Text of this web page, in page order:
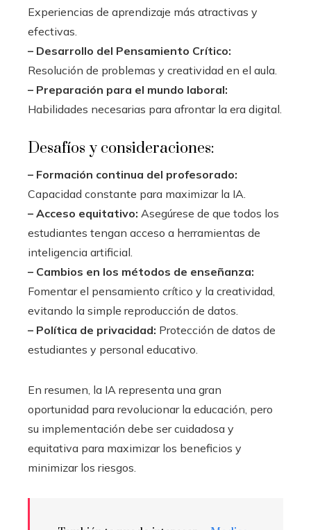
Experiencias de aprendizaje más atractivas y
efectivas.
– Desarrollo del Pensamiento Crítico:
Resolución de problemas y creatividad en el aula.
– Preparación para el mundo laboral:
Habilidades necesarias para afrontar la era digital.
Desafíos y consideraciones:
– Formación continua del profesorado:
Capacidad constante para maximizar la IA.
– Acceso equitativo: Asegúrese de que todos los
estudiantes tengan acceso a herramientas de
inteligencia artificial.
– Cambios en los métodos de enseñanza:
Fomentar el pensamiento crítico y la creatividad,
evitando la simple reproducción de datos.
– Política de privacidad: Protección de datos de
estudiantes y personal educativo.
En resumen, la IA representa una gran
oportunidad para revolucionar la educación, pero
su implementación debe ser cuidadosa y
equitativa para maximizar los beneficios y
minimizar los riesgos.